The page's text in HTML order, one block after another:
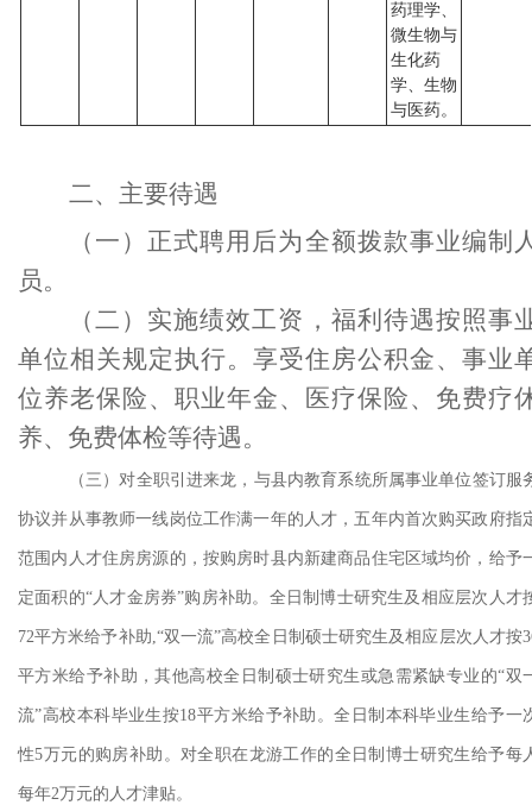
药理学、
微生物与
生化药
学、生物
与医药。
二、主要待遇
（一）正式聘用后为全额拨款事业编制
员。
（二）实施绩效工资，福利待遇按照事
单位相关规定执行。享受住房公积金、事业
位养老保险、职业年金、医疗保险、免费疗
养、免费体检等待遇。
（三）对全职引进来龙，与县内教育系统所属事业单位签订服
协议并从事教师一线岗位工作满一年的人才，五年内首次购买政府指
范围内人才住房房源的，按购房时县内新建商品住宅区域均价，给予
定面积的“人才金房券”购房补助。全日制博士研究生及相应层次人才
72平方米给予补助,“双一流”高校全日制硕士研究生及相应层次人才按
平方米给予补助，其他高校全日制硕士研究生或急需紧缺专业的“双
流”高校本科毕业生按18平方米给予补助。全日制本科毕业生给予一
性5万元的购房补助。对全职在龙游工作的全日制博士研究生给予每
每年2万元的人才津贴。